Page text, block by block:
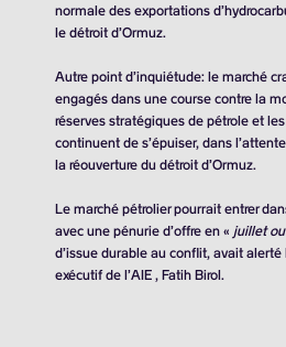
normale des exportations
le détroit d’Ormuz.
Autre point d’inquiétude: le marché
engagés dans une course contre la
réserves stratégiques de pétrole et
continuent de s’épuiser, dans
la réouverture du détroit d’Ormuz.
Le marché pétrolier pourrait entrer
avec une pénurie d’offre en « juillet
d’issue durable au conflit, avait
exécutif de l’AIE , Fatih Birol.